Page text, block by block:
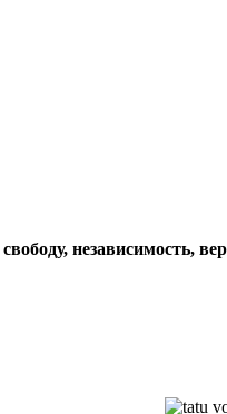
свободу, независимость,